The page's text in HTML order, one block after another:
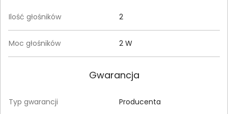
Ilość głośników 2
Moc głośników 2 W
Gwarancja
Typ gwarancji Producenta